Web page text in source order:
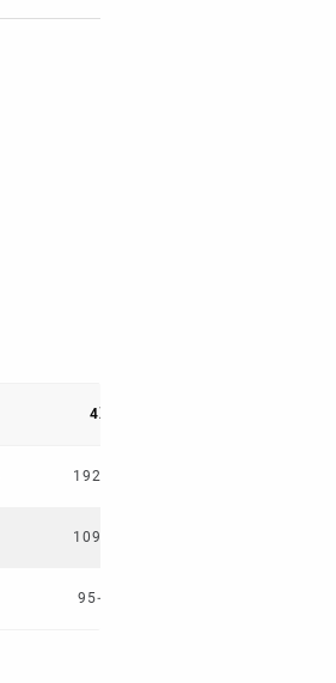
4XL
192-198
109-115
95-101